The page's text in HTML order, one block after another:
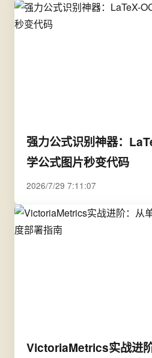
强力公式识别神器：
学公式图片秒变代码
2026/7/29 7:11:07
VictoriaMetrics实战进